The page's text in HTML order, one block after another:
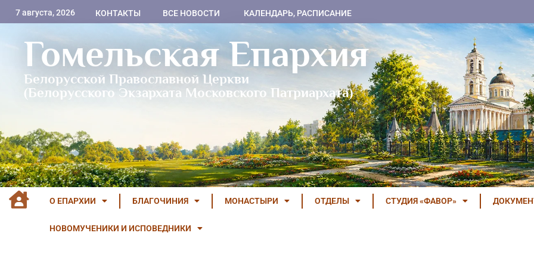
7 августа, 2026 КОНТАКТЫ ВСЕ НОВОСТИ КАЛЕНДАРЬ, РАСПИСАНИЕ
Гомельская Епархия
Белорусской Православной Церкви
(Белорусского Экзархата Московского Патриархата)
О ЕПАРХИИ БЛАГОЧИНИЯ МОНАСТЫРИ ОТДЕЛЫ СТУДИЯ «ФАВОР»
НОВОМУЧЕНИКИ И ИСПОВЕДНИКИ